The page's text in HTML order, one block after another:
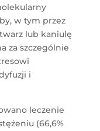
w tym przez
lub kaniulę
za szczególnie
i
leczenie
(66,6%